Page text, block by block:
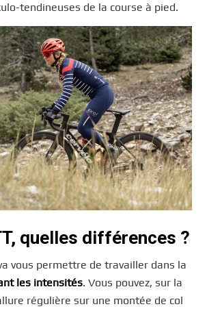
tendineuses de la course à pied.
quelles différences ?
vous permettre de travailler dans la
les intensités. Vous pouvez, sur la
régulière sur une montée de col